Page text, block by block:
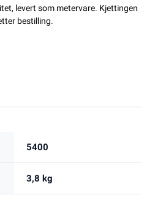
levert som metervare. Kjettingen
bestilling.
5400
3,8 kg